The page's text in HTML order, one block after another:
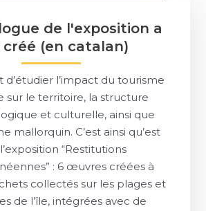
de l'exposition a
(en catalan)
d’étudier l’impact du tourisme
sur le territoire, la structure
et culturelle, ainsi que
mallorquin. C’est ainsi qu’est
“Restitutions
: 6 œuvres créées à
collectés sur les plages et
de l’île, intégrées avec de